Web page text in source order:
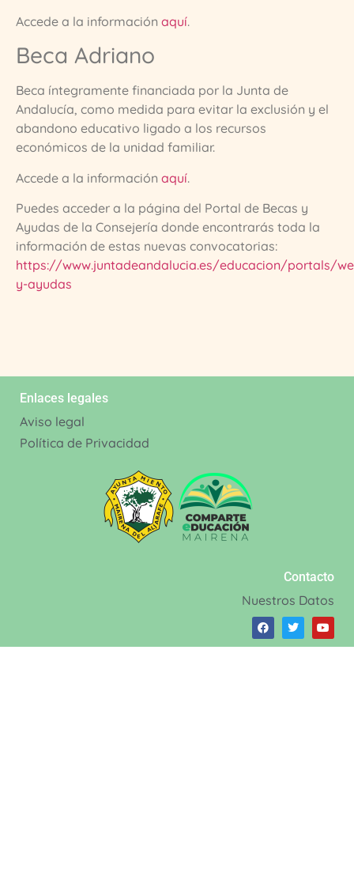
Accede a la información aquí.
Beca Adriano
Beca íntegramente financiada por la Junta de
Andalucía, como medida para evitar la exclusión y el
abandono educativo ligado a los recursos
económicos de la unidad familiar.
Accede a la información aquí.
Puedes acceder a la página del Portal de Becas y
Ayudas de la Consejería donde encontrarás toda la
información de estas nuevas convocatorias:
https://www.juntadeandalucia.es/educacion/portals/
y-ayudas
Enlaces legales
Aviso legal
Política de Privacidad
Contacto
Nuestros Datos